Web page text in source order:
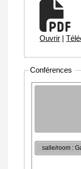
Ouvrir |
Conférences
salle/room :